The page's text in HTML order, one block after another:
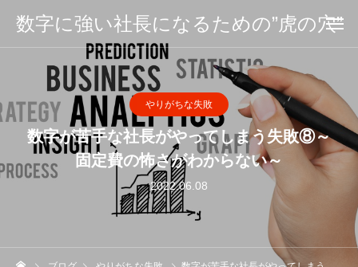
数字に強い社長になるための”虎の穴”
やりがちな失敗
数字が苦手な社長がやってしまう失敗⑧～
固定費の怖さがわからない～
2022.06.08